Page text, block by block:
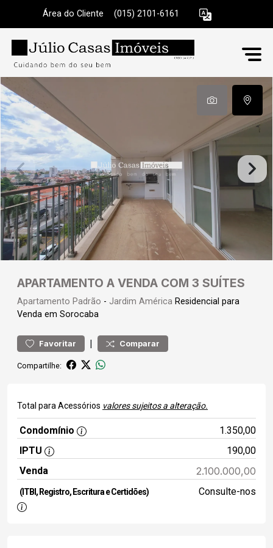
Área do Cliente (015) 2101-6161
APARTAMENTO A VENDA COM 3 SUÍTES
Apartamento Padrão - Jardim América Residencial para
Venda em Sorocaba
Favoritar | Comparar
Compartilhe:
Total para Acessórios valores sujeitos a alteração.
Condomínio
1.350,00
IPTU
190,00
Venda
2.100.000,00
(ITBI, Registro, Escritura e Certidões) Consulte-nos